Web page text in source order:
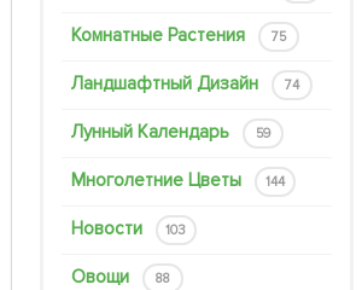
Комнатные Растения 75
Ландшафтный Дизайн 74
Лунный Календарь 59
Многолетние Цветы 144
Новости 103
Овощи 88